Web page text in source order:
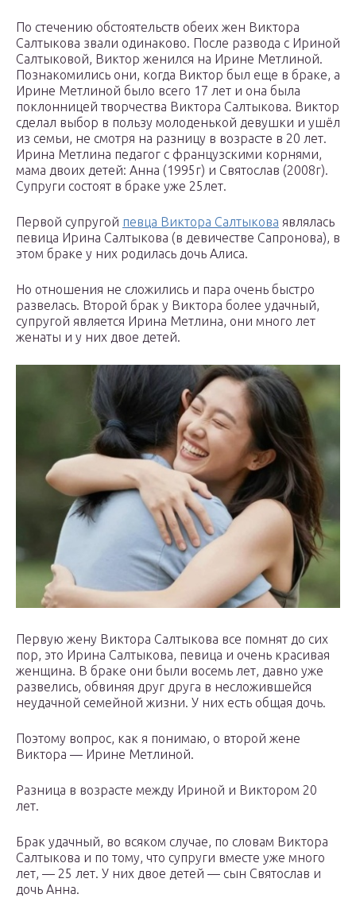
По стечению обстоятельств обеих жен Виктора
Салтыкова звали одинаково. После развода с Ириной
Салтыковой, Виктор женился на Ирине Метлиной.
Познакомились они, когда Виктор был еще в браке, а
Ирине Метлиной было всего 17 лет и она была
поклонницей творчества Виктора Салтыкова. Виктор
сделал выбор в пользу молоденькой девушки и ушёл
из семьи, не смотря на разницу в возрасте в 20 лет.
Ирина Метлина педагог с французскими корнями,
мама двоих детей: Анна (1995г) и Святослав (2008г).
Супруги состоят в браке уже 25лет.
Первой супругой певца Виктора Салтыкова являлась
певица Ирина Салтыкова (в девичестве Сапронова), в
этом браке у них родилась дочь Алиса.
Но отношения не сложились и пара очень быстро
развелась. Второй брак у Виктора более удачный,
супругой является Ирина Метлина, они много лет
женаты и у них двое детей.
Первую жену Виктора Салтыкова все помнят до сих
пор, это Ирина Салтыкова, певица и очень красивая
женщина. В браке они были восемь лет, давно уже
развелись, обвиняя друг друга в несложившейся
неудачной семейной жизни. У них есть общая дочь.
Поэтому вопрос, как я понимаю, о второй жене
Виктора — Ирине Метлиной.
Разница в возрасте между Ириной и Виктором 20
лет.
Брак удачный, во всяком случае, по словам Виктора
Салтыкова и по тому, что супруги вместе уже много
лет, — 25 лет. У них двое детей — сын Святослав и
дочь Анна.